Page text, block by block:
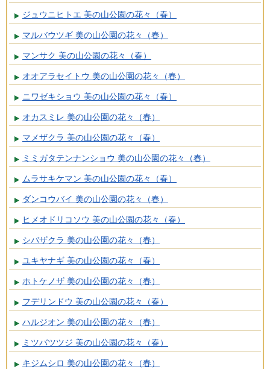
ジュウニヒトエ 美の山公園の花々（春）
マルバウツギ 美の山公園の花々（春）
マンサク 美の山公園の花々（春）
オオアラセイトウ 美の山公園の花々（春）
ニワゼキショウ 美の山公園の花々（春）
オカスミレ 美の山公園の花々（春）
マメザクラ 美の山公園の花々（春）
ミミガタテンナンショウ 美の山公園の花々（春）
ムラサキケマン 美の山公園の花々（春）
ダンコウバイ 美の山公園の花々（春）
ヒメオドリコソウ 美の山公園の花々（春）
シバザクラ 美の山公園の花々（春）
ユキヤナギ 美の山公園の花々（春）
ホトケノザ 美の山公園の花々（春）
フデリンドウ 美の山公園の花々（春）
ハルジオン 美の山公園の花々（春）
ミツバツツジ 美の山公園の花々（春）
キジムシロ 美の山公園の花々（春）